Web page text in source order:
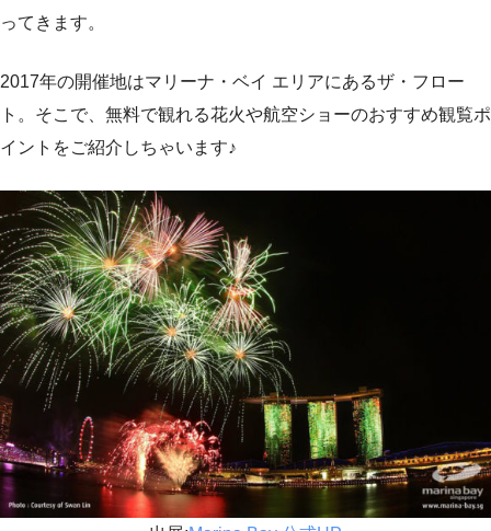
ってきます。
2017年の開催地はマリーナ・ベイ エリアにあるザ・フロー
ト。そこで、無料で観れる花火や航空ショーのおすすめ観覧ポ
イントをご紹介しちゃいます♪